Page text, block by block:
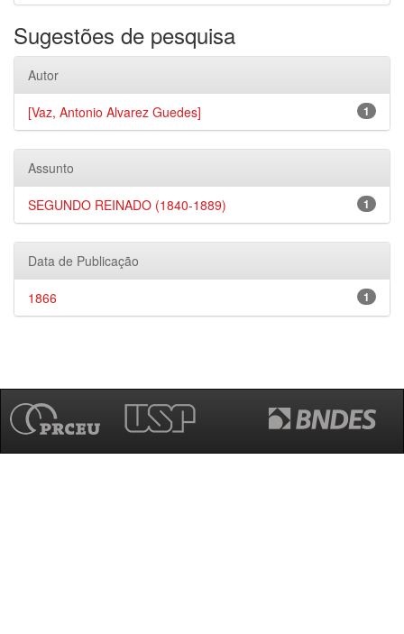
Sugestões de pesquisa
Autor
1
[Vaz, Antonio Alvarez Guedes]
Assunto
1
SEGUNDO REINADO (1840-1889)
Data de Publicação
1
1866